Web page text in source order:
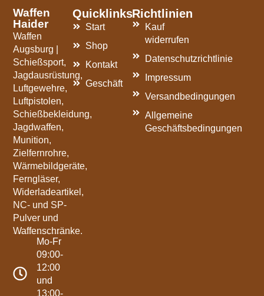
Waffen
Haider
Waffen
Augsburg |
Schießsport,
Jagdausrüstung,
Luftgewehre,
Luftpistolen,
Schießbekleidung,
Jagdwaffen,
Munition,
Zielfernrohre,
Wärmebildgeräte,
Ferngläser,
Widerladeartikel,
NC- und SP-
Pulver und
Waffenschränke.
Mo-Fr
09:00-
12:00
und
13:00-
Quicklinks
Start
Shop
Kontakt
Geschäft
Richtlinien
Kauf
widerrufen
Datenschutzrichtlinie
Impressum
Versandbedingungen
Allgemeine
Geschäftsbedingungen